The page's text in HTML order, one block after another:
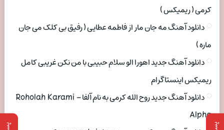
کرمی ( ریمیکس )
دانلود آهنگ مه جان مار از فاطمه عطایی ( رفیق بی کلک می جان
ماره )
دانلود آهنگ جدید اهورا الو سلام حبیبی با من نکن غریبی کامل
ریمیکس اینستاگرام
دانلود آهنگ جدید روح الله کرمی به نام آلفا Roholah Karami –
Alpha